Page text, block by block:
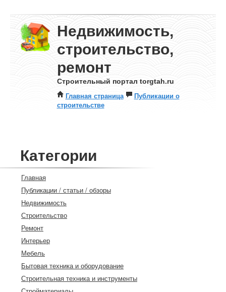
Недвижимость,
строительство,
ремонт
Строительный портал torgtah.ru
Главная страница
Публикации о
строительстве
Категории
Главная
Публикации / статьи / обзоры
Недвижимость
Строительство
Ремонт
Интерьер
Мебель
Бытовая техника и оборудование
Строительная техника и инструменты